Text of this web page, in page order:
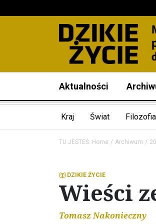
Aktualności
Kraj Świat Filozofia
TU JESTEŚ: Home Archiwum
DZIKIE ŻYCIE
Wieści
Tomasz Nakonieczny